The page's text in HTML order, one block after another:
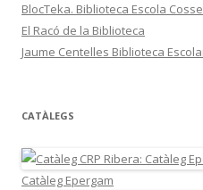
BlocTeka. Biblioteca Escola
El Racó de la Biblioteca
Jaume Centelles Biblioteca
CATÀLEGS
Catàleg Epergam